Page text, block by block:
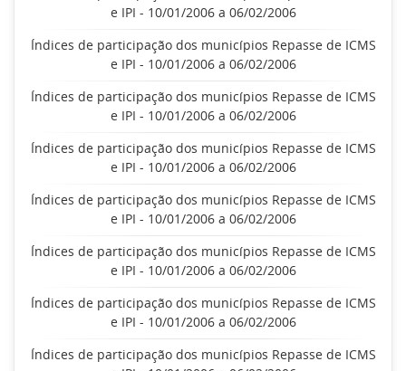
e IPI - 10/01/2006 a 06/02/2006
Índices de participação dos municípios Repasse de ICMS
e IPI - 10/01/2006 a 06/02/2006
Índices de participação dos municípios Repasse de ICMS
e IPI - 10/01/2006 a 06/02/2006
Índices de participação dos municípios Repasse de ICMS
e IPI - 10/01/2006 a 06/02/2006
Índices de participação dos municípios Repasse de ICMS
e IPI - 10/01/2006 a 06/02/2006
Índices de participação dos municípios Repasse de ICMS
e IPI - 10/01/2006 a 06/02/2006
Índices de participação dos municípios Repasse de ICMS
e IPI - 10/01/2006 a 06/02/2006
Índices de participação dos municípios Repasse de ICMS